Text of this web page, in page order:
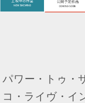
パワー・トゥ・
コ・ライヴ・イ